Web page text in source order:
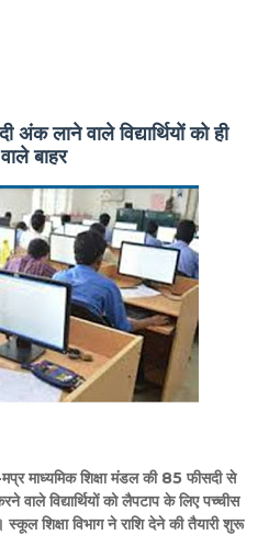
लाने वाले विद्यार्थियों को ही
बाहर
शिक्षा मंडल की 85 फीसदी से
वाले विद्यार्थियों को लैपटाप के लिए पच्चीस
शिक्षा विभाग ने राशि देने की तैयारी शुरू